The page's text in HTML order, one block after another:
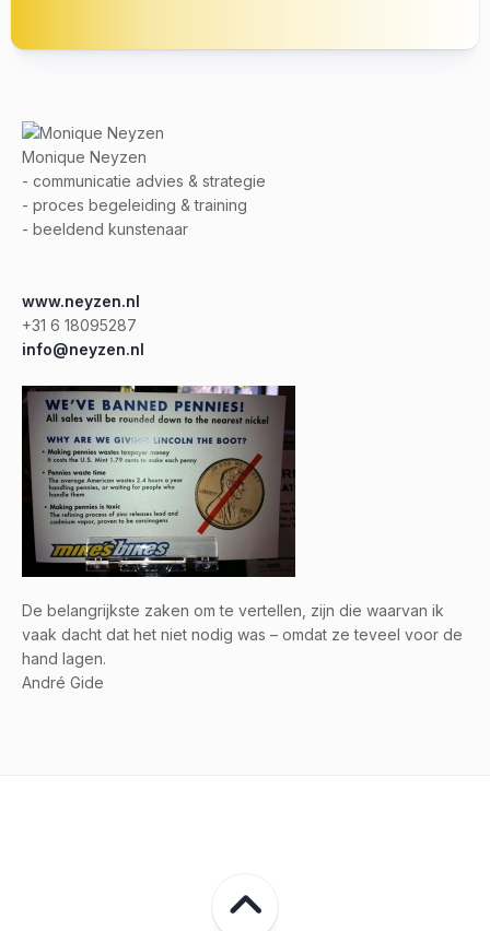
Monique Neyzen
- communicatie advies & strategie
- proces begeleiding & training
- beeldend kunstenaar
www.neyzen.nl
+31 6 18095287
info@neyzen.nl
De belangrijkste zaken om te vertellen, zijn die waarvan ik
vaak dacht dat het niet nodig was – omdat ze teveel voor de
hand lagen.
André Gide